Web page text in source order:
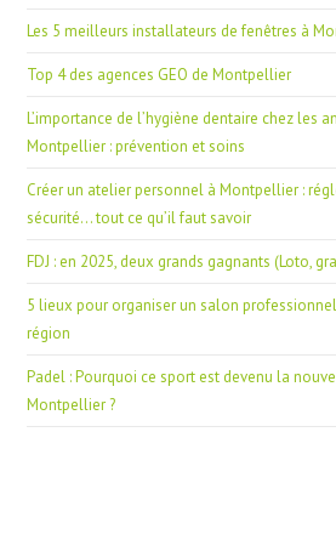
Les 5 meilleurs installateurs de fenêtres à
Top 4 des agences GEO de Montpellier
L’importance de l’hygiène dentaire chez les
Montpellier : prévention et soins
Créer un atelier personnel à Montpellier :
sécurité… tout ce qu’il faut savoir
FDJ : en 2025, deux grands gagnants (Loto,
5 lieux pour organiser un salon
région
Padel : Pourquoi ce sport est devenu la
Montpellier ?